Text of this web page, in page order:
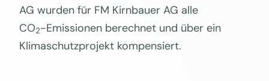
AG wurden für FM Kirnbauer AG alle
CO2-Emissionen berechnet und über ein
Klimaschutzprojekt kompensiert.